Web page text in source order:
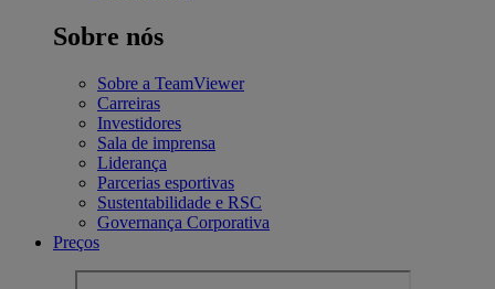
Sobre nós
Sobre a TeamViewer
Carreiras
Investidores
Sala de imprensa
Liderança
Parcerias esportivas
Sustentabilidade e RSC
Governança Corporativa
Preços